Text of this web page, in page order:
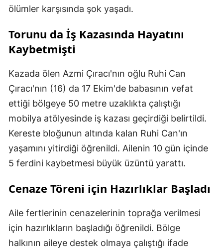
ölümler karşısında şok yaşadı.
Torunu da İş Kazasında Hayatını
Kaybetmişti
Kazada ölen Azmi Çıracı'nın oğlu Ruhi Can
Çıracı'nın (16) da 17 Ekim'de babasının vefat
ettiği bölgeye 50 metre uzaklıkta çalıştığı
mobilya atölyesinde iş kazası geçirdiği belirtildi.
Kereste bloğunun altında kalan Ruhi Can'ın
yaşamını yitirdiği öğrenildi. Ailenin 10 gün içinde
5 ferdini kaybetmesi büyük üzüntü yarattı.
Cenaze Töreni için Hazırlıklar Başladı
Aile fertlerinin cenazelerinin toprağa verilmesi
için hazırlıkların başladığı öğrenildi. Bölge
halkının aileye destek olmaya çalıştığı ifade